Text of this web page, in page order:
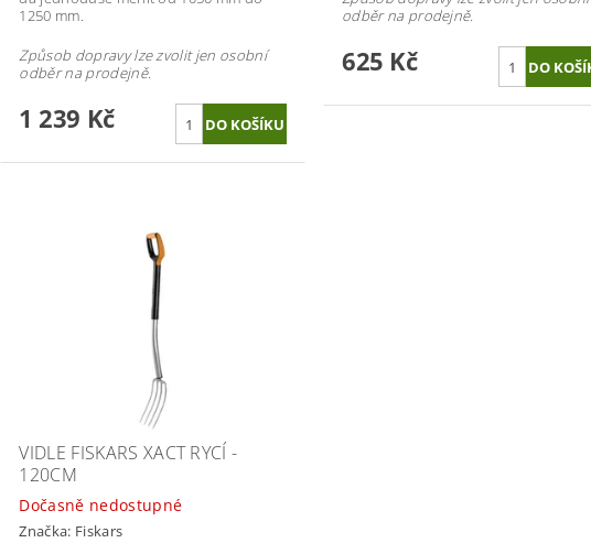
1250 mm.
Způsob dopravy lze zvolit jen osobní
odběr na prodejně.
1 239 Kč
odběr na prodejně.
625 Kč
VIDLE FISKARS XACT RYCÍ -
120CM
Dočasně nedostupné
Značka: Fiskars